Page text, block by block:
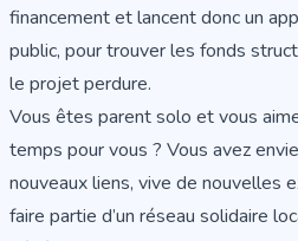
financement et lancent donc un
public, pour trouver les fonds
le projet perdure.
Vous êtes parent solo et vous
temps pour vous ? Vous avez
nouveaux liens, vive de nouvelles
faire partie d’un réseau solidaire